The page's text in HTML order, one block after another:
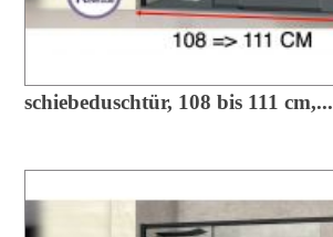
schiebeduschtür, 108 bis 111 cm,...